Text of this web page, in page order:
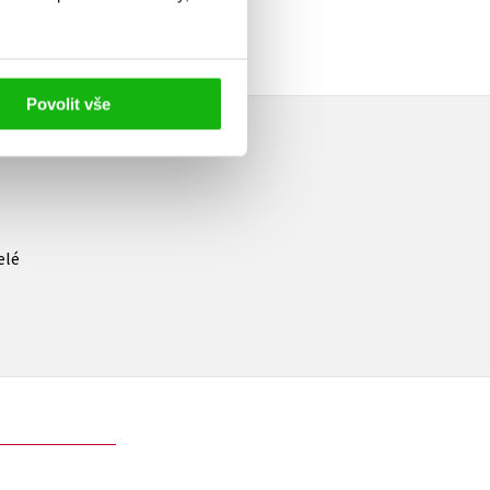
Povolit vše